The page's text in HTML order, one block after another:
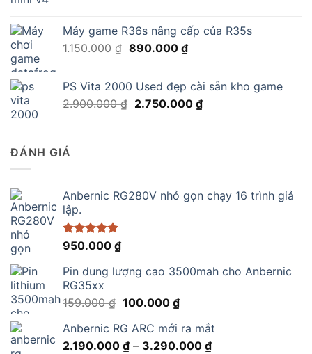
1.590.000 ₫.là:
Máy game R36s nâng cấp của R35s
1.150.000₫ Giá
1.150.000 ₫.
890.000 ₫Giá
là:
890.000 ₫.
PS Vita 2000 Used đẹp cài sẵn kho game
2.900.000₫ Giá
2.750.000 ₫Giá
ĐÁNH GIÁ
Anbernic RG280V nhỏ gọn chạy 16 trình giả
lập.
Được xếp
5 sao
950.000 ₫
Pin dung lượng cao 3500mah cho Anbernic
RG35xx
159.000₫ Giá
là:
159.000 ₫.
100.000 ₫Giá
tại
là:
Anbernic RG ARC mới ra mắt
2.190.000 ₫ – 3.290.000 ₫Khoảng